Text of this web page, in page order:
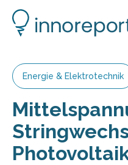
Energie & Elektrotechnik